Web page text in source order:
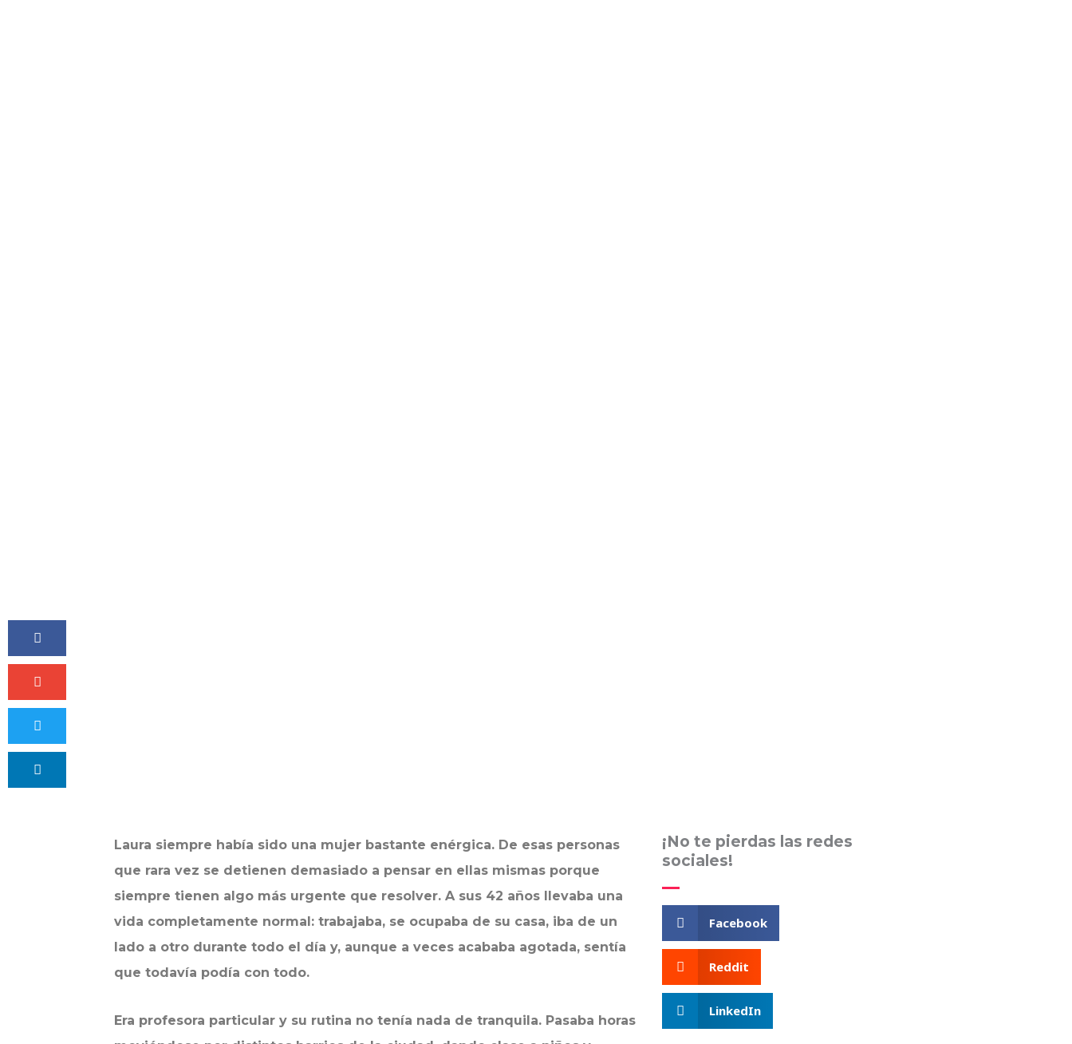
Laura siempre había sido una mujer bastante enérgica. De esas personas
que rara vez se detienen demasiado a pensar en ellas mismas porque
siempre tienen algo más urgente que resolver. A sus 42 años llevaba una
vida completamente normal: trabajaba, se ocupaba de su casa, iba de un
lado a otro durante todo el día y, aunque a veces acababa agotada, sentía
que todavía podía con todo.
Era profesora particular y su rutina no tenía nada de tranquila. Pasaba horas
¡No te pierdas las redes
sociales!
Facebook
Reddit
LinkedIn